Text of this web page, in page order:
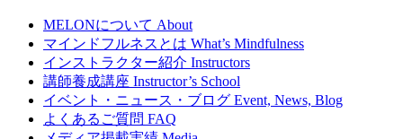
MELONについて About
マインドフルネスとは What’s Mindfulness
インストラクター紹介 Instructors
講師養成講座 Instructor’s School
イベント・ニュース・ブログ Event, News, Blog
よくあるご質問 FAQ